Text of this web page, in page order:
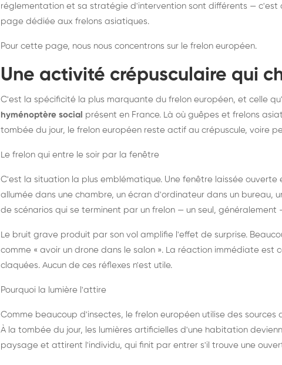
réglementation et sa stratégie d'intervention sont différents — c'est
page dédiée aux frelons asiatiques.
Pour cette page, nous nous concentrons sur le frelon européen.
Une activité crépusculaire qui
C'est la spécificité la plus marquante du frelon européen, et celle
hyménoptère social présent en France. Là où guêpes et frelons
tombée du jour, le frelon européen reste actif au crépuscule, voire
Le frelon qui entre le soir par la fenêtre
C'est la situation la plus emblématique. Une fenêtre laissée ouverte
allumée dans une chambre, un écran d'ordinateur dans un bureau,
de scénarios qui se terminent par un frelon — un seul,
Le bruit grave produit par son vol amplifie l'effet de surprise.
comme « avoir un drone dans le salon ». La réaction immédiate est
claquées. Aucun de ces réflexes n'est utile.
Pourquoi la lumière l'attire
Comme beaucoup d'insectes, le frelon européen utilise des
À la tombée du jour, les lumières artificielles d'une habitation
paysage et attirent l'individu, qui finit par entrer s'il trouve une